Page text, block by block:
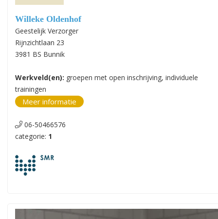
Willeke Oldenhof
Geestelijk Verzorger
Rijnzichtlaan 23
3981 BS Bunnik
Werkveld(en): groepen met open inschrijving, individuele
trainingen
Meer informatie
06-50466576
categorie: 1